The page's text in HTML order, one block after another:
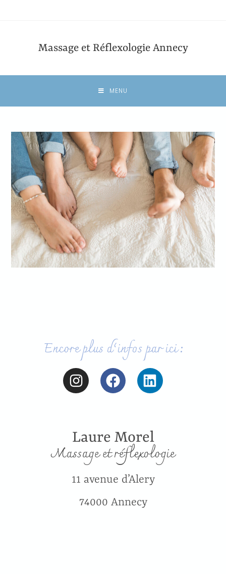
Massage et Réflexologie Annecy
MENU
Encore plus d’infos par ici :
Laure Morel
Massage et réflexologie
11 avenue d’Alery
74000 Annecy